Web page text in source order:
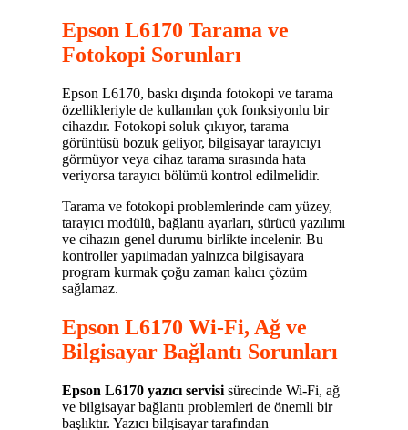
Epson L6170 Tarama ve
Fotokopi Sorunları
Epson L6170, baskı dışında fotokopi ve tarama
özellikleriyle de kullanılan çok fonksiyonlu bir
cihazdır. Fotokopi soluk çıkıyor, tarama
görüntüsü bozuk geliyor, bilgisayar tarayıcıyı
görmüyor veya cihaz tarama sırasında hata
veriyorsa tarayıcı bölümü kontrol edilmelidir.
Tarama ve fotokopi problemlerinde cam yüzey,
tarayıcı modülü, bağlantı ayarları, sürücü yazılımı
ve cihazın genel durumu birlikte incelenir. Bu
kontroller yapılmadan yalnızca bilgisayara
program kurmak çoğu zaman kalıcı çözüm
sağlamaz.
Epson L6170 Wi-Fi, Ağ ve
Bilgisayar Bağlantı Sorunları
Epson L6170 yazıcı servisi sürecinde Wi-Fi, ağ
ve bilgisayar bağlantı problemleri de önemli bir
başlıktır. Yazıcı bilgisayar tarafından